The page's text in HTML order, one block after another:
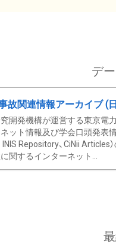
デ
故関連情報アーカイブ (
開発機構が運営する東京電
ット情報及び学会口頭発表情
INIS Repository、CiNii
関するインターネット...